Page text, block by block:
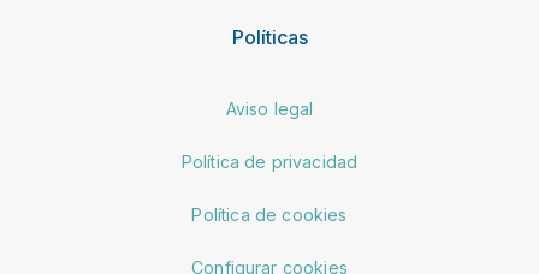
Políticas
Aviso legal
Política de privacidad
Política de cookies
Configurar cookies